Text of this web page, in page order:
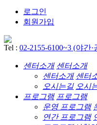
로그인
회원가입
Tel : 02-2155-6100~3 (야간
센터소개 센터소개
센터소개 센터
오시는길 오시
프로그램 프로그램
운영 프로그램
연간 프로그램